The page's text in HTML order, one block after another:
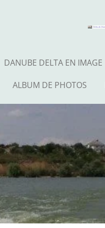
DANUBE DELTA EN IMAGE
ALBUM DE PHOTOS